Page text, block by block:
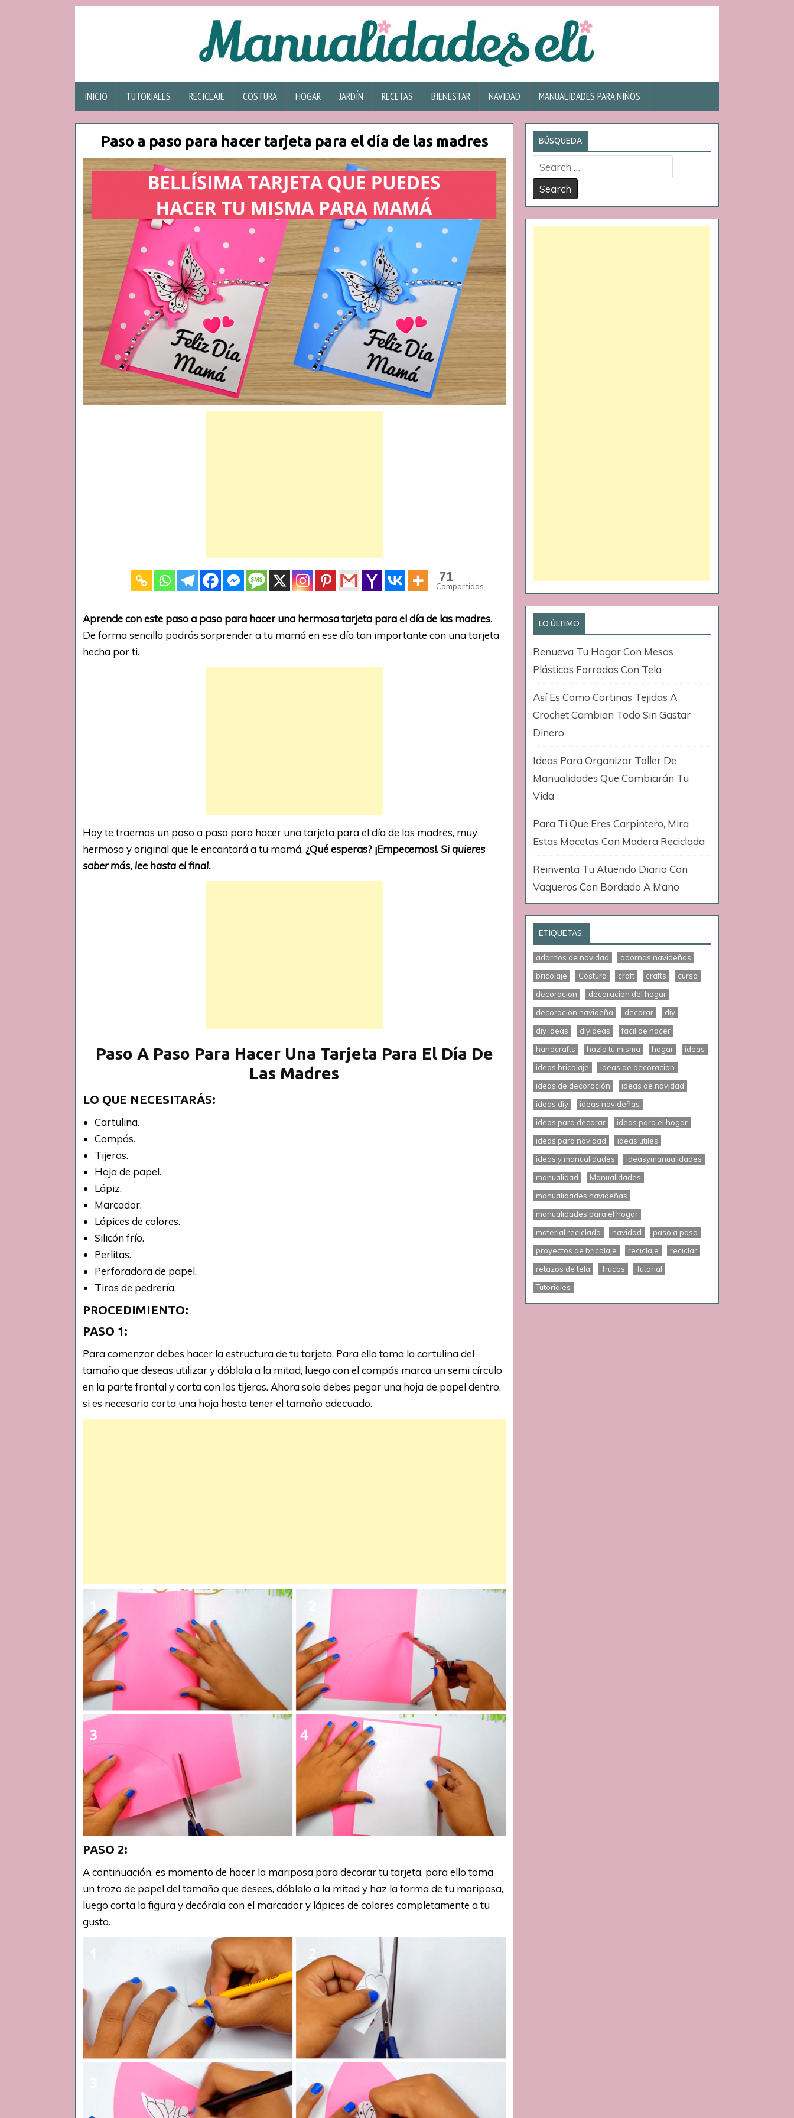
INICIO TUTORIALES RECICLAJE COSTURA HOGAR JARDÍN RECETAS BIENESTAR NAVIDAD MANUALIDADES PARA NIÑOS
Paso a paso para hacer tarjeta para el día de las madres
71
Compartidos
Aprende con este paso a paso para hacer una hermosa tarjeta para el día de las madres.
De forma sencilla podrás sorprender a tu mamá en ese día tan importante con una tarjeta
hecha por ti.
Hoy te traemos un paso a paso para hacer una tarjeta para el día de las madres, muy
hermosa y original que le encantará a tu mamá. ¿Qué esperas? ¡Empecemos!.Si quieres
saber más, lee hasta el final.
Paso A Paso Para Hacer Una Tarjeta Para El Día De
Las Madres
LO QUE NECESITARÁS:
Cartulina.
Compás.
Tijeras.
Hoja de papel.
Lápiz.
Marcador.
Lápices de colores.
Silicón frío.
Perlitas.
Perforadora de papel.
Tiras de pedrería.
PROCEDIMIENTO:
PASO 1:
Para comenzar debes hacer la estructura de tu tarjeta. Para ello toma la cartulina del
tamaño que deseas utilizar y dóblala a la mitad, luego con el compás marca un semi círculo
en la parte frontal y corta con las tijeras. Ahora solo debes pegar una hoja de papel dentro,
si es necesario corta una hoja hasta tener el tamaño adecuado.
PASO 2:
A continuación, es momento de hacer la mariposa para decorar tu tarjeta, para ello toma
un trozo de papel del tamaño que desees, dóblalo a la mitad y haz la forma de tu mariposa,
luego corta la figura y decórala con el marcador y lápices de colores completamente a tu
gusto.
BÚSQUEDA
Search
for:
LO ÚLTIMO
Renueva Tu Hogar Con Mesas
Plásticas Forradas Con Tela
Así Es Como Cortinas Tejidas A
Crochet Cambian Todo Sin Gastar
Dinero
Ideas Para Organizar Taller De
Manualidades Que Cambiarán Tu
Vida
Para Ti Que Eres Carpintero, Mira
Estas Macetas Con Madera Reciclada
Reinventa Tu Atuendo Diario Con
Vaqueros Con Bordado A Mano
ETIQUETAS:
adornos de navidad
adornos navideños
bricolaje
Costura craft crafts
curso
decoracion
decoracion del hogar
decoracion navideña
decorar
diy
diy ideas
diyideas
facil de hacer
handcrafts
hazlo tu misma hogar
ideas
ideas bricolaje
ideas de decoracion
ideas de decoración
ideas de navidad
ideas diy
ideas navideñas
ideas para decorar
ideas para el hogar
ideas para navidad
ideas utiles
ideas y manualidades
ideasymanualidades
manualidad
Manualidades
manualidades navideñas
manualidades para el hogar
material reciclado
navidad
paso a paso
proyectos de bricolaje
reciclaje
reciclar
retazos de tela
Trucos
Tutorial
Tutoriales